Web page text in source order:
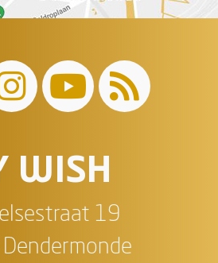
WISH
19